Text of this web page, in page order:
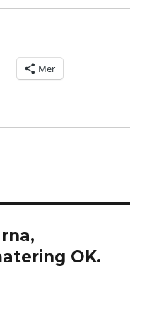
Mer
OK.